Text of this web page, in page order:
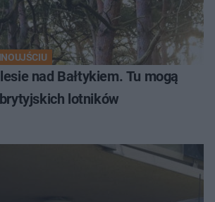
nad Bałtykiem. Tu mogą
lotników